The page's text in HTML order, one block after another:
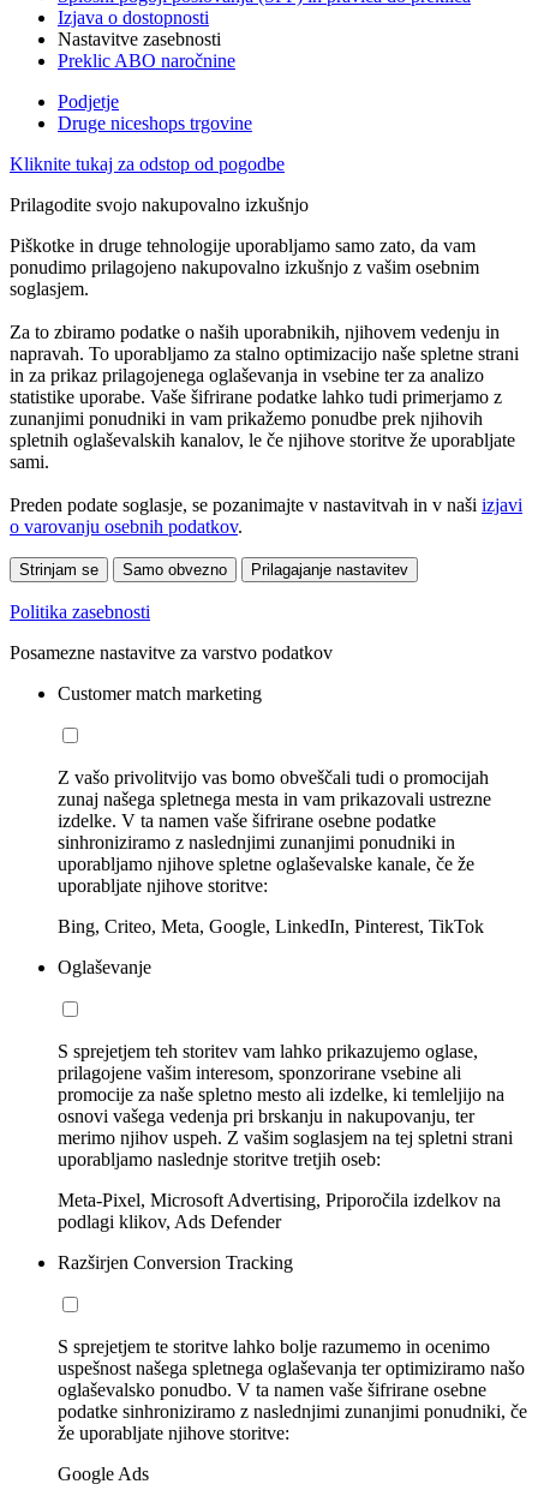
Izjava o dostopnosti
Nastavitve zasebnosti
Preklic ABO naročnine
Podjetje
Druge niceshops trgovine
Kliknite tukaj za odstop od pogodbe
Prilagodite svojo nakupovalno izkušnjo
Piškotke in druge tehnologije uporabljamo samo zato, da vam
ponudimo prilagojeno nakupovalno izkušnjo z vašim osebnim
soglasjem.
Za to zbiramo podatke o naših uporabnikih, njihovem vedenju in
napravah. To uporabljamo za stalno optimizacijo naše spletne strani
in za prikaz prilagojenega oglaševanja in vsebine ter za analizo
statistike uporabe. Vaše šifrirane podatke lahko tudi primerjamo z
zunanjimi ponudniki in vam prikažemo ponudbe prek njihovih
spletnih oglaševalskih kanalov, le če njihove storitve že uporabljate
sami.
Preden podate soglasje, se pozanimajte v nastavitvah in v naši izjavi
o varovanju osebnih podatkov.
Strinjam se Samo obvezno Prilagajanje nastavitev
Politika zasebnosti
Posamezne nastavitve za varstvo podatkov
Customer match marketing
Z vašo privolitvijo vas bomo obveščali tudi o promocijah
zunaj našega spletnega mesta in vam prikazovali ustrezne
izdelke. V ta namen vaše šifrirane osebne podatke
sinhroniziramo z naslednjimi zunanjimi ponudniki in
uporabljamo njihove spletne oglaševalske kanale, če že
uporabljate njihove storitve:
Bing, Criteo, Meta, Google, LinkedIn, Pinterest, TikTok
Oglaševanje
S sprejetjem teh storitev vam lahko prikazujemo oglase,
prilagojene vašim interesom, sponzorirane vsebine ali
promocije za naše spletno mesto ali izdelke, ki temleljijo na
osnovi vašega vedenja pri brskanju in nakupovanju, ter
merimo njihov uspeh. Z vašim soglasjem na tej spletni strani
uporabljamo naslednje storitve tretjih oseb:
Meta-Pixel, Microsoft Advertising, Priporočila izdelkov na
podlagi klikov, Ads Defender
Razširjen Conversion Tracking
S sprejetjem te storitve lahko bolje razumemo in ocenimo
uspešnost našega spletnega oglaševanja ter optimiziramo našo
oglaševalsko ponudbo. V ta namen vaše šifrirane osebne
podatke sinhroniziramo z naslednjimi zunanjimi ponudniki, če
že uporabljate njihove storitve:
Google Ads